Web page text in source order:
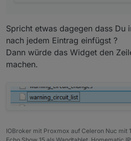
Ich hätte nicht viele
vielleicht doch ein paar.
Das erste was ich
eine Liste aller
was für Dich einfach
Hintergrund ist, dass
Widget darstellen
abgefagt werden
Spricht etwas dagegen dass Du
nach jedem Eintrag einfügst ?
Dann würde das Widget den
machen.
IOBroker mit Proxmox auf Celeron Nuc mit